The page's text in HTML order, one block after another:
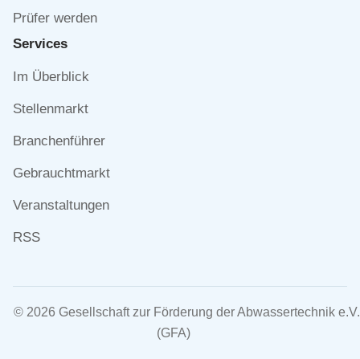
Prüfer werden
Services
Navigation
Im Überblick
Stellenmarkt
Branchenführer
Gebrauchtmarkt
Veranstaltungen
RSS
© 2026 Gesellschaft zur Förderung der Abwassertechnik e.V.
(GFA)